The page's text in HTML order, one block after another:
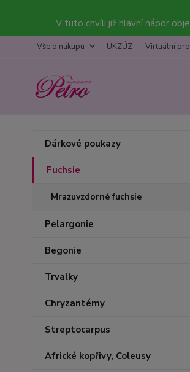
V tuto chvíli již hlavní nápor
Vše o nákupu ÚKZÚZ Virtuální
Dárkové poukazy
Fuchsie
Mrazuvzdorné fuchsie
Pelargonie
Begonie
Trvalky
Chryzantémy
Streptocarpus
Africké kopřivy, Coleusy